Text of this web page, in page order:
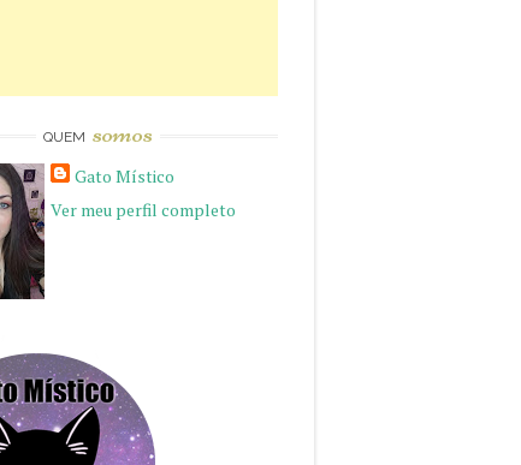
QUEM somos
Gato Místico
Ver meu perfil completo